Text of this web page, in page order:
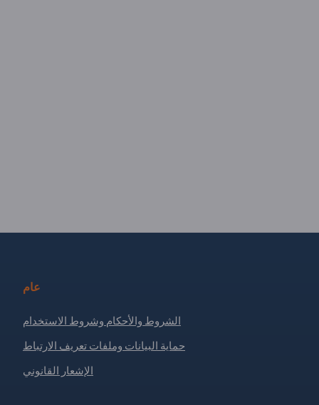
عام
الشروط والأحكام وشروط الاستخدام
حماية البيانات وملفات تعريف الارتباط
الإشعار القانوني